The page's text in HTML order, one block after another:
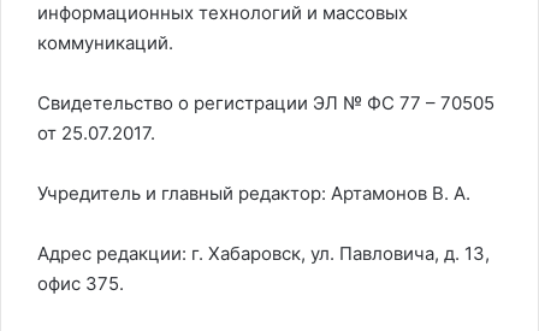
информационных технологий и массовых
коммуникаций.
Свидетельство о регистрации ЭЛ № ФС 77 – 70505
от 25.07.2017.
Учредитель и главный редактор: Артамонов В. А.
Адрес редакции: г. Хабаровск, ул. Павловича, д. 13,
офис 375.